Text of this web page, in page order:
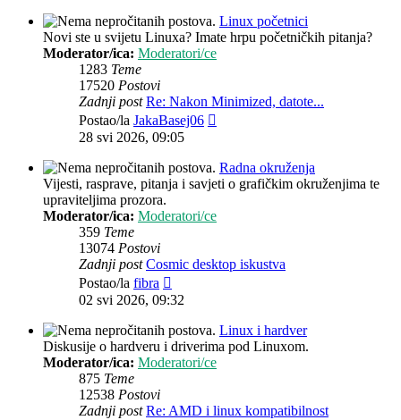
Linux početnici
Novi ste u svijetu Linuxa? Imate hrpu početničkih pitanja?
Moderator/ica: Moderatori/ce
1283 Teme
17520 Postovi
Zadnji post Re: Nakon Minimized, datote...
Postao/la JakaBasej06
28 svi 2026, 09:05
Radna okruženja
Vijesti, rasprave, pitanja i savjeti o grafičkim okruženjima te
upraviteljima prozora.
Moderator/ica: Moderatori/ce
359 Teme
13074 Postovi
Zadnji post Cosmic desktop iskustva
Postao/la fibra
post
02 svi 2026, 09:32
Linux i hardver
Diskusije o hardveru i driverima pod Linuxom.
Moderator/ica: Moderatori/ce
875 Teme
12538 Postovi
Zadnji post Re: AMD i linux kompatibilnost